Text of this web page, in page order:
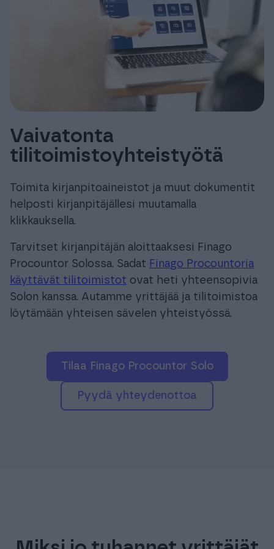
Vaivatonta
tilitoimistoyhteistyötä
Toimita kirjanpitoaineistot ja muut dokumentit
helposti kirjanpitäjällesi muutamalla
klikkauksella.
Tarvitset kirjanpitäjän aloittaaksesi Finago
Procountor Solossa. Sadat Finago Procountoria
käyttävät tilitoimistot ovat heti yhteensopivia
Solon kanssa. Autamme yrittäjää ja tilitoimistoa
löytämään yhteisen sävelen yhteistyössä.
Tilaa Finago Procountor Solo
pyydä yhteydenottoa